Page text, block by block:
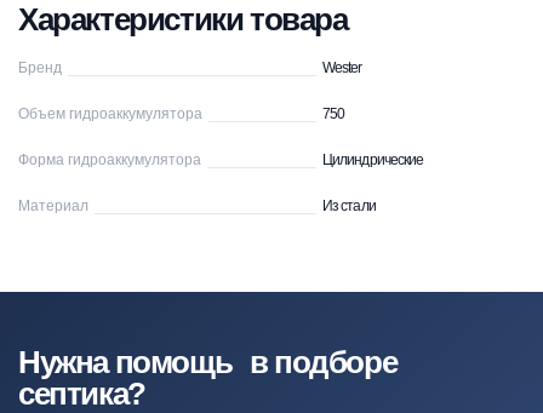
Характеристики товара
Бренд Wester
Объем гидроаккумулятора 750
Форма гидроаккумулятора Цилиндрические
Материал Из стали
Нужна помощь в подборе
септика?